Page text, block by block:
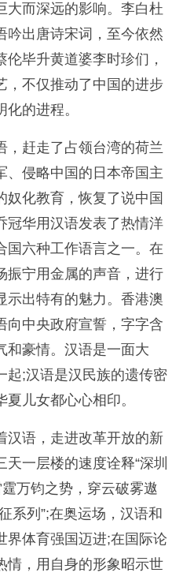
大而深远的影响。李白杜
吟出唐诗宋词，至今依然
毕升黄道婆李时珍们，
，不仅推动了中国的进步
的进程。
，赶走了占领台湾的荷兰
、侵略中国的日本帝国主
奴化教育，恢复了说中国
冠华用汉语发表了热情洋
国六种工作语言之一。在
振宁用金属的声音，进行
示出特有的魅力。香港澳
向中央政府宣誓，字字含
和豪情。汉语是一面大
起;汉语是汉民族的遗传密
儿女都心心相印。
汉语，走进改革开放的新
一层楼的速度诠释“深圳
万钧之势，穿云破雾遨
系列”;在奥运场，汉语和
界体育强国迈进;在国际论
情，用自身的形象昭示世